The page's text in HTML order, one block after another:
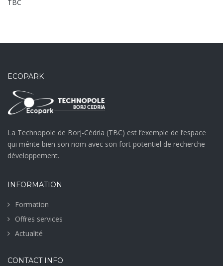
TBC
ECOPARK
La Technopole de Borj-Cédria (TBC) est l’exemple de l’espace
qui mérite bien son nom avec son fort potentiel de recherche
développement.
INFORMATION
Formation
Offres services
Actualité
CONTACT INFO